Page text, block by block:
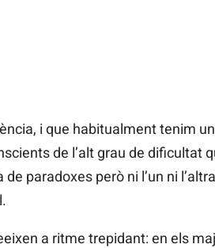
i que habitualment tenim
de l’alt grau de dificultat
paradoxes però ni l’un ni
a ritme trepidant: en els